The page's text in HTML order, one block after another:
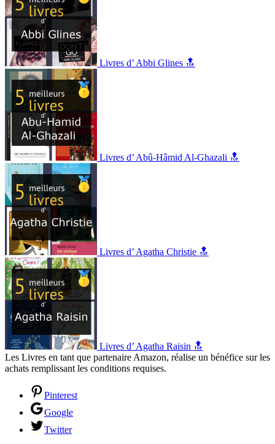
Livres d’ Abbi Glines 🔝
Livres d’ Abû-Hâmid Al-Ghazali 🔝
Livres d’ Agatha Christie 🔝
Livres d’ Agatha Raisin 🔝
Les Livres en tant que partenaire Amazon, réalise un bénéfice sur les
achats remplissant les conditions requises.
Pinterest
Google
Twitter